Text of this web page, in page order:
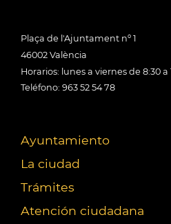
Plaça de l'Ajuntament nº 1
46002 València
Horarios: lunes a viernes de 8:30 a
Teléfono: 963 52 54 78
Ayuntamiento
La ciudad
Trámites
Atención ciudadana